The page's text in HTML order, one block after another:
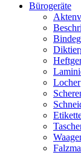
Bürogeräte
Locher